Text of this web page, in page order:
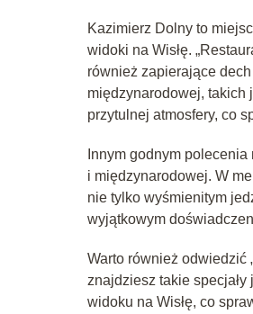
Kazimierz Dolny to
widoki na Wisłę.
również zapierające
międzynarodowej, takich
przytulnej atmosfery, co
Innym godnym
i międzynarodowej. W
nie tylko wyśmienitym
wyjątkowym
Warto również odwiedzić
znajdziesz takie
widoku na Wisłę, co